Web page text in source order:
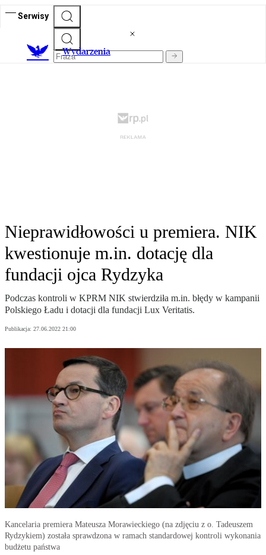
Serwisy
Wydarzenia
Nieprawidłowości u premiera. NIK
kwestionuje m.in. dotację dla
fundacji ojca Rydzyka
Podczas kontroli w KPRM NIK stwierdziła m.in. błędy w kampanii
Polskiego Ładu i dotacji dla fundacji Lux Veritatis.
Publikacja: 27.06.2022 21:00
Kancelaria premiera Mateusza Morawieckiego (na zdjęciu z o. Tadeuszem
Rydzykiem) została sprawdzona w ramach standardowej kontroli wykonania
budżetu państwa